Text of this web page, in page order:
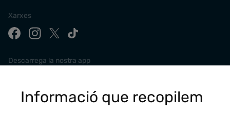
Xarxes
Descarrega la nostra app
Informació que recopilem